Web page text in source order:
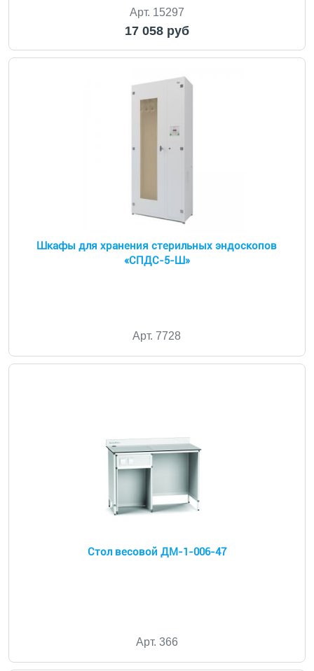
Арт. 15297
17 058 руб
Шкафы для хранения стерильных эндоскопов
«СПДС-5-Ш»
Арт. 7728
Стол весовой ДМ-1-006-47
Арт. 366